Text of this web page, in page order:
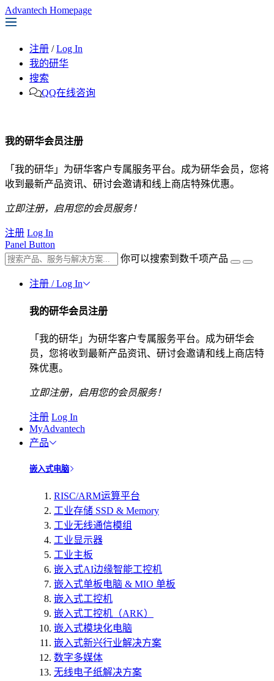
Advantech Homepage
注册 / Log In
我的研华
搜索
QQ在线咨询
我的研华会员注册
「我的研华」为研华客户专属服务平台。成为研华会员，您将
收到最新产品资讯、研讨会邀请和线上商店特殊优惠。
立即注册，启用您的会员服务！
注册 Log In
Panel Button
你可以搜索到数千项产品
注册 / Log In
我的研华会员注册
「我的研华」为研华客户专属服务平台。成为研华会
员，您将收到最新产品资讯、研讨会邀请和线上商店特
殊优惠。
立即注册，启用您的会员服务！
注册 Log In
MyAdvantech
产品
嵌入式电脑
RISC/ARM运算平台
工业存储 SSD & Memory
工业无线通信模组
工业显示器
工业主板
嵌入式AI边缘智能工控机
嵌入式单板电脑 & MIO 单板
嵌入式工控机
嵌入式工控机（ARK）
嵌入式模块化电脑
嵌入式新兴行业解决方案
数字多媒体
无线电子纸解决方案